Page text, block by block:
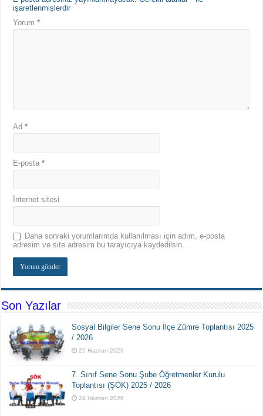
işaretlenmişlerdir
Yorum*
Ad*
E-posta*
İnternet sitesi
Daha sonraki yorumlarımda kullanılması için adım, e-posta
adresim ve site adresim bu tarayıcıya kaydedilsin.
Son Yazılar
Sosyal Bilgiler Sene Sonu İlçe Zümre Toplantısı 2025
/ 2026
25 Haziran 2026
7. Sınıf Sene Sonu Şube Öğretmenler Kurulu
Toplantısı (ŞÖK) 2025 / 2026
24 Haziran 2026